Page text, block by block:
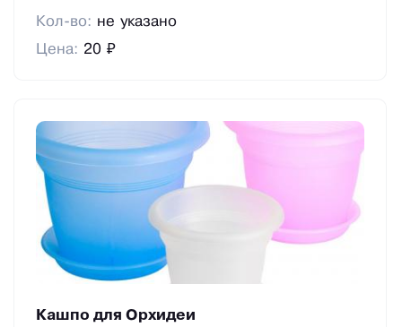
Кол-во: не указано
Цена: 20 ₽
Кашпо для Орхидеи